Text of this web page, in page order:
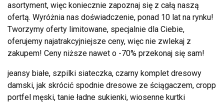
asortyment, więc koniecznie zapoznaj się z całą naszą
ofertą. Wyróżnia nas doświadczenie, ponad 10 lat na rynku!
Tworzymy oferty limitowane, specjalnie dla Ciebie,
oferujemy najatrakcyjniejsze ceny, więc nie zwlekaj z
zakupem! Ceny niższe nawet o -70% przekonaj się sam!
jeansy białe, szpilki siateczka, czarny komplet dresowy
damski, jak skrócić spodnie dresowe ze ściągaczem, cropp
portfel męski, tanie ładne sukienki, wiosenne kurtki